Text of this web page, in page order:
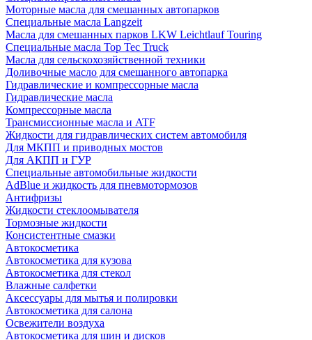
Моторные масла для смешанных автопарков
Специальные масла Langzeit
Масла для смешанных парков LKW Leichtlauf Touring
Специальные масла Top Tec Truck
Масла для сельскохозяйственной техники
Доливочные масло для смешанного автопарка
Гидравлические и компрессорные масла
Гидравлические масла
Компрессорные масла
Трансмиссионные масла и ATF
Жидкости для гидравлических систем автомобиля
Для МКПП и приводных мостов
Для АКПП и ГУР
Специальные автомобильные жидкости
AdBlue и жидкость для пневмотормозов
Антифризы
Жидкости стеклоомывателя
Тормозные жидкости
Консистентные смазки
Автокосметика
Автокосметика для кузова
Автокосметика для стекол
Влажные салфетки
Аксессуары для мытья и полировки
Автокосметика для салона
Освежители воздуха
Автокосметика для шин и дисков